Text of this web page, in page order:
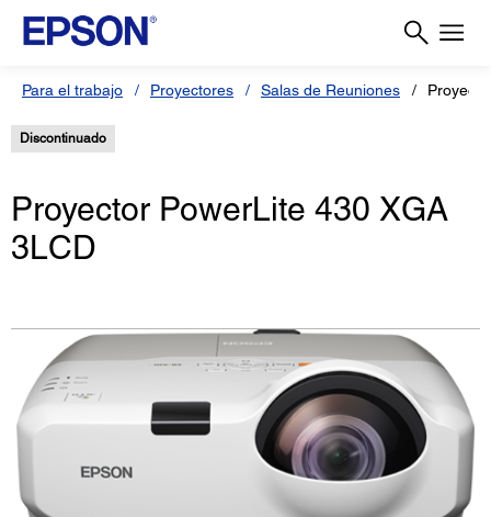
Para el trabajo Proyectores Salas de Reuniones
Discontinuado
Proyector PowerLite 430 XGA
3LCD